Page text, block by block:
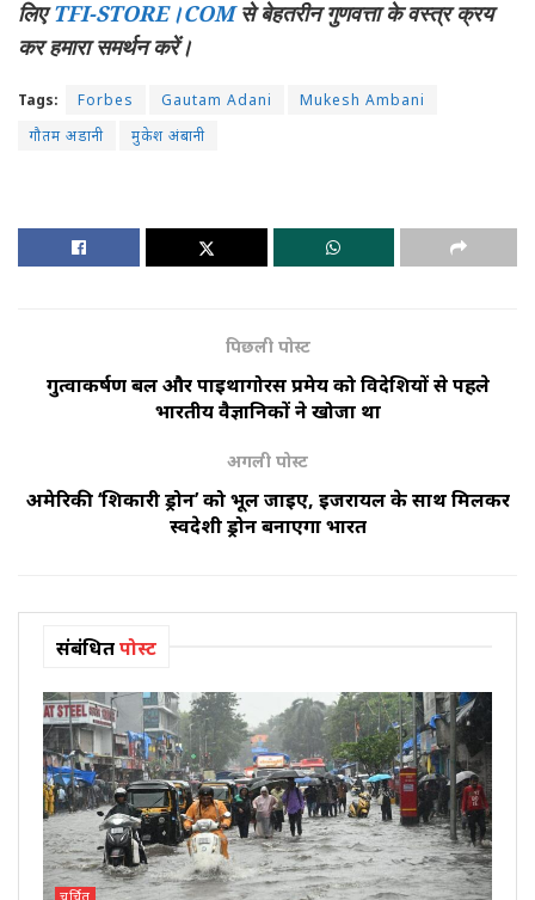
लिएTFI-STORE।COMसे बेहतरीन गुणवत्ता के वस्त्र क्रय
कर हमारा समर्थन करें।
Tags: Forbes Gautam Adani
Mukesh Ambani
गौतम अडानी
मुकेश अंबानी
पिछली पोस्ट
गुरुत्वाकर्षण बल और पाइथागोरस प्रमेय को विदेशियों से पहले
भारतीय वैज्ञानिकों ने खोजा था
अगली पोस्ट
अमेरिकी ‘शिकारी ड्रोन’ को भूल जाइए, इजरायल के साथ मिलकर
स्वदेशी ड्रोन बनाएगा भारत
संबंधितपोस्ट
चर्चित